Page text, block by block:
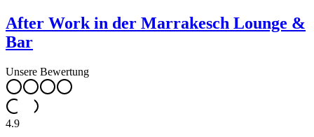
After Work in der Marrakesch Lounge &
Bar
Unsere Bewertung
4.9